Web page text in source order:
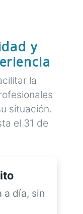
y
la
situación.
el 31 de
a día, sin